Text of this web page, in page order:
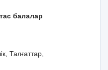
балалар
Талғаттар,